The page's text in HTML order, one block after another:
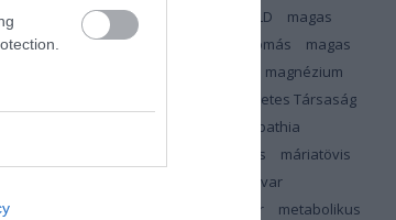
lipidháztartás
MAFLD
magas
koleszterinszint
magas vérnyomás
magas
magnézium
Magyar Diabetes Társaság
makulopathia
március
máriatövis
memóriazavar
merevedési zavar
metabolikus